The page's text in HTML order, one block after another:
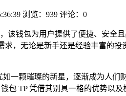
浏览：939 评论：0
该钱包为用户提供了便捷、安
求，无论是新手还是经验丰富的
一颗璀璨的新星，逐渐成为人
TP 凭借其别具一格的优势以